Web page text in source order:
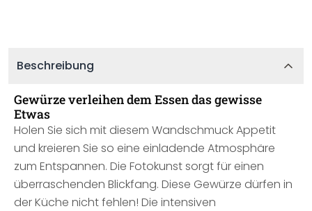
Beschreibung
Gewürze verleihen dem Essen das gewisse
Etwas
Holen Sie sich mit diesem Wandschmuck Appetit
und kreieren Sie so eine einladende Atmosphäre
zum Entspannen. Die Fotokunst sorgt für einen
überraschenden Blickfang. Diese Gewürze dürfen in
der Küche nicht fehlen! Die intensiven